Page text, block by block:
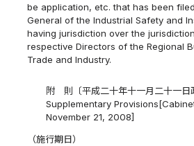
be application, etc. that has been
General of the Industrial Safety and
having jurisdiction over the
respective Directors of the Regional
Trade and Industry.
附 則〔平成二十年十一月二十一日
Supplementary
November 21, 2008]
（施行期日）